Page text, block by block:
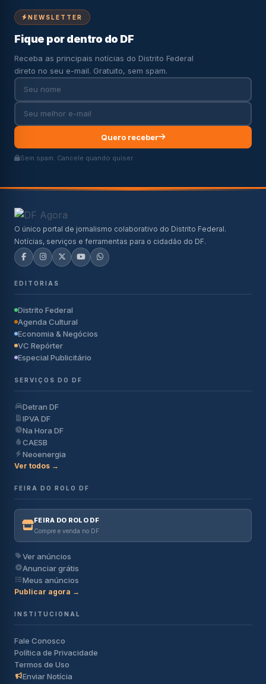
NEWSLETTER
Fique por dentro do DF
Receba as principais notícias do Distrito Federal
direto no seu e-mail. Gratuito, sem spam.
Quero receber
Sem spam. Cancele quando quiser.
O único portal de jornalismo colaborativo do Distrito Federal.
Notícias, serviços e ferramentas para o cidadão do DF.
EDITORIAS
Distrito Federal
Agenda Cultural
Economia & Negócios
VC Repórter
Especial Publicitário
SERVIÇOS DO DF
Detran DF
IPVA DF
Na Hora DF
CAESB
Neoenergia
Ver todos →
FEIRA DO ROLO DF
FEIRA DO ROLO DF
Compre e venda no DF
Ver anúncios
Anunciar grátis
Meus anúncios
Publicar agora →
INSTITUCIONAL
Fale Conosco
Política de Privacidade
Termos de Uso
Enviar Notícia